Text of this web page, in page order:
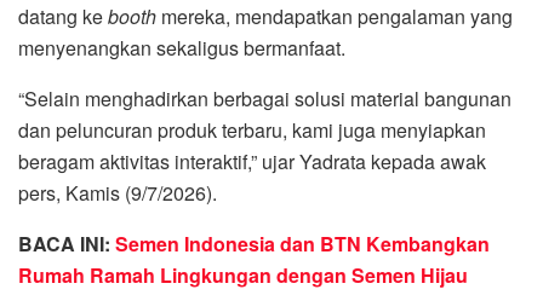
datang kebooth mereka, mendapatkan pengalaman yang
menyenangkan sekaligus bermanfaat.
“Selain menghadirkan berbagai solusi material bangunan
dan peluncuran produk terbaru, kami juga menyiapkan
beragam aktivitas interaktif,” ujar Yadrata kepada awak
pers, Kamis (9/7/2026).
BACA INI: Semen Indonesia dan BTN Kembangkan
Rumah Ramah Lingkungan dengan Semen Hijau